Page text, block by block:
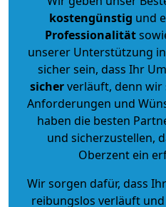
kostengünstig und
Professionalität
unserer Unterstützung
sicher sein, dass Ihr
sicherverläuft, denn wir
Anforderungen und
haben die besten
und sicherzustellen,
Oberzent ein
Wir sorgen dafür, dass
reibungslos verläuft